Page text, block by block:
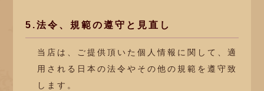
5.法令、規範の遵守と見直し
当店は、ご提供頂いた個人情報に関して、適
用される日本の法令やその他の規範を遵守致
します。